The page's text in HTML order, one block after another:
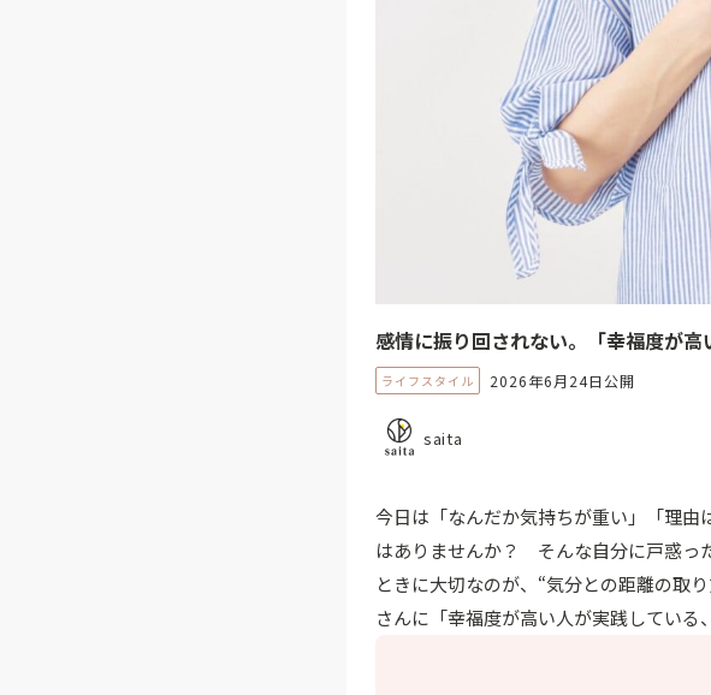
感情に振り回されない。「幸福度が
ライフスタイル 2026年6月24日公開
saita
今日は「なんだか気持ちが重い」「理由
はありませんか？ そんな自分に戸惑っ
ときに大切なのが、“気分との距離の取
さんに「幸福度が高い人が実践している